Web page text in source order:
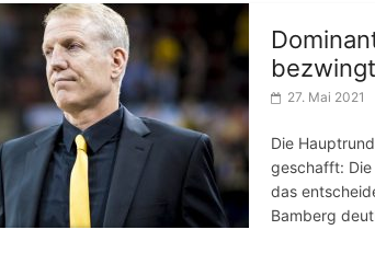
27. Mai 2021
Die
geschafft: Die
das
Bamberg